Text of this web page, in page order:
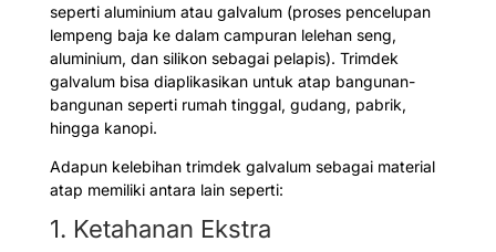
seperti aluminium atau galvalum (proses pencelupan
lempeng baja ke dalam campuran lelehan seng,
aluminium, dan silikon sebagai pelapis). Trimdek
galvalum bisa diaplikasikan untuk atap bangunan-
bangunan seperti rumah tinggal, gudang, pabrik,
hingga kanopi.
Adapun kelebihan trimdek galvalum sebagai material
atap memiliki antara lain seperti:
1. Ketahanan Ekstra